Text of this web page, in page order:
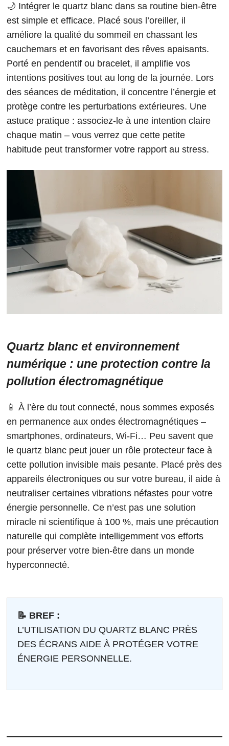
🌙 Intégrer le quartz blanc dans sa routine bien-être
est simple et efficace. Placé sous l’oreiller, il
améliore la qualité du sommeil en chassant les
cauchemars et en favorisant des rêves apaisants.
Porté en pendentif ou bracelet, il amplifie vos
intentions positives tout au long de la journée. Lors
des séances de méditation, il concentre l’énergie et
protège contre les perturbations extérieures. Une
astuce pratique : associez-le à une intention claire
chaque matin – vous verrez que cette petite
habitude peut transformer votre rapport au stress.
Quartz blanc et environnement
numérique : une protection contre la
pollution électromagnétique
📱 À l’ère du tout connecté, nous sommes exposés
en permanence aux ondes électromagnétiques –
smartphones, ordinateurs, Wi-Fi… Peu savent que
le quartz blanc peut jouer un rôle protecteur face à
cette pollution invisible mais pesante. Placé près des
appareils électroniques ou sur votre bureau, il aide à
neutraliser certaines vibrations néfastes pour votre
énergie personnelle. Ce n’est pas une solution
miracle ni scientifique à 100 %, mais une précaution
naturelle qui complète intelligemment vos efforts
pour préserver votre bien-être dans un monde
hyperconnecté.
📝 BREF :
L’UTILISATION DU QUARTZ BLANC PRÈS
DES ÉCRANS AIDE À PROTÉGER VOTRE
ÉNERGIE PERSONNELLE.